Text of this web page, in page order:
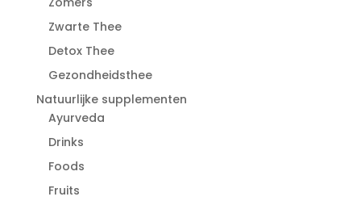
Zwarte Thee
Detox Thee
Gezondheidsthee
Natuurlijke supplementen
Ayurveda
Drinks
Foods
Fruits